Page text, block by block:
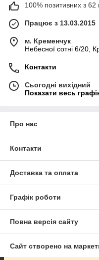
100% позитивних з 62
Працює з 13.03.2015
м. Кременчук
Небесної сотні 6/20,
Контакти
Сьогодні вихідний
Показати весь
Про нас
Контакти
Доставка та оплата
Графік роботи
Повна версія сайту
Сайт створено на